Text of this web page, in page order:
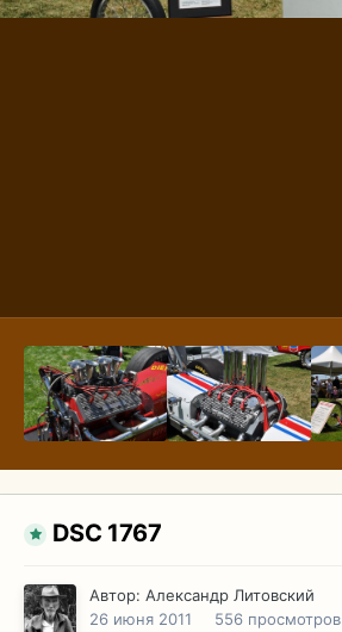
DSC 1767
Автор: Александр Литовский
26 июня 2011
556 просмотров